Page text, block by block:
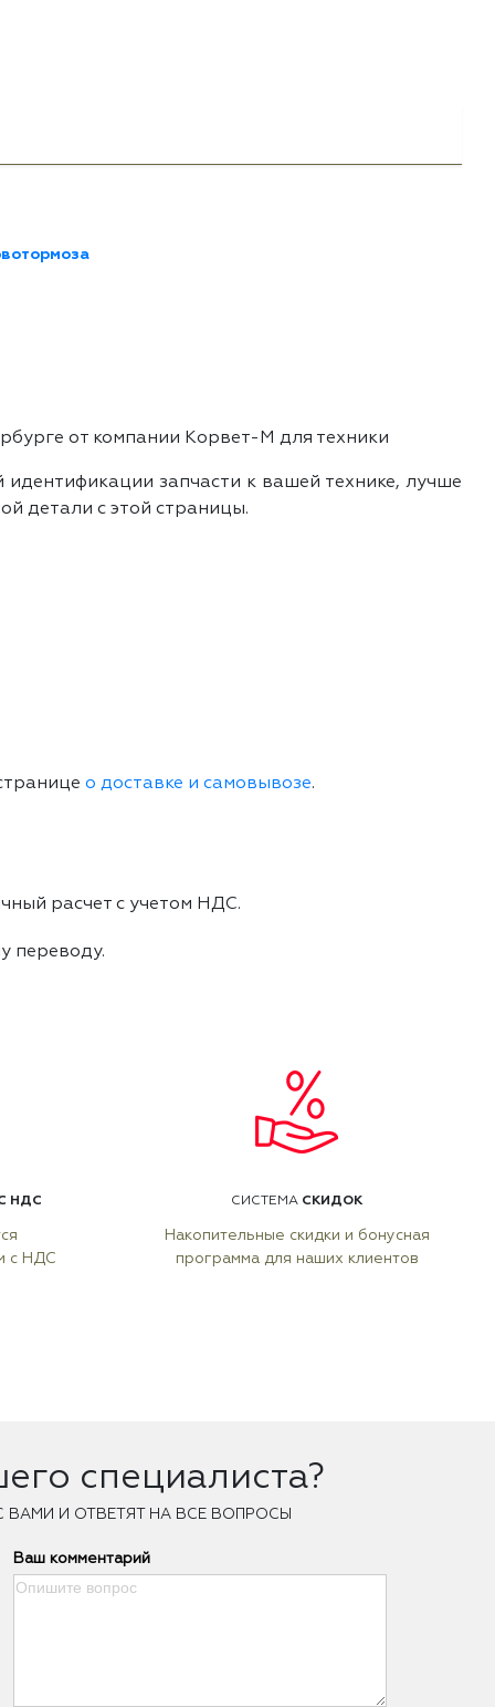
от компании Корвет-М для техники
запчасти к вашей технике, лучше
детали с этой страницы.
о доставке и самовывозе.
расчет с учетом НДС.
переводу.
НДС
с НДС
СИСТЕМА СКИДОК
Накопительные скидки и бонусная
программа для наших клиентов
специалиста?
ВАМИ И ОТВЕТЯТ НА ВСЕ ВОПРОСЫ
Ваш комментарий